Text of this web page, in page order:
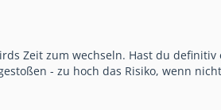
Zeit zum wechseln. Hast du
- zu hoch das Risiko, wenn